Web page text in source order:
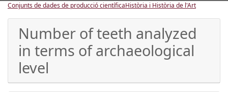
Conjunts de dades de producció científicaHistòria i Història de l'Art
Number of teeth analyzed
in terms of archaeological
level